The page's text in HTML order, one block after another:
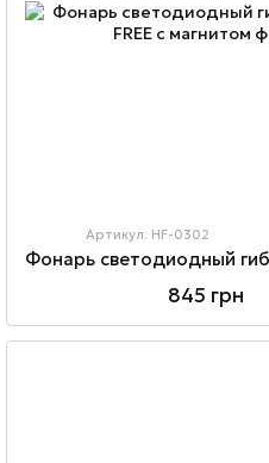
Артикул: HF-0302
845 грн